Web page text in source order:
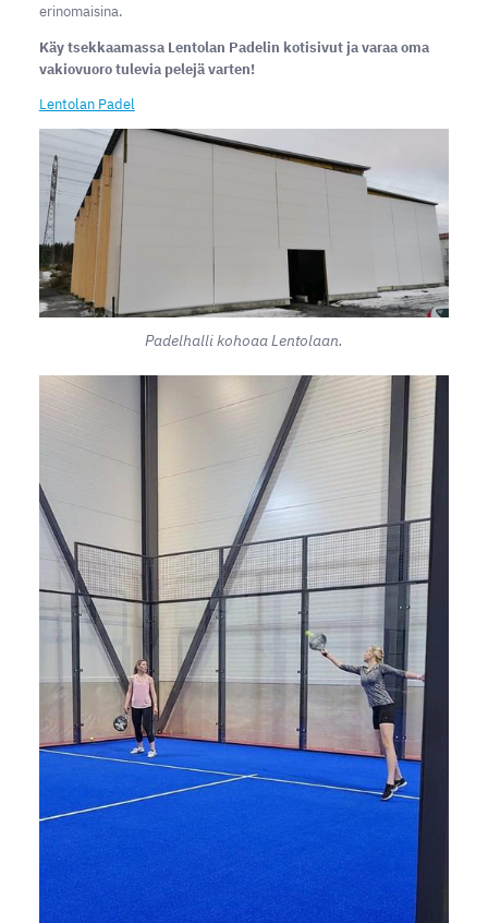
erinomaisina.
Käy tsekkaamassa Lentolan Padelin kotisivut ja varaa oma
vakiovuoro tulevia pelejä varten!
Lentolan Padel
Padelhalli kohoaa Lentolaan.